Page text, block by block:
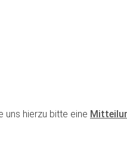
uns hierzu bitte eine